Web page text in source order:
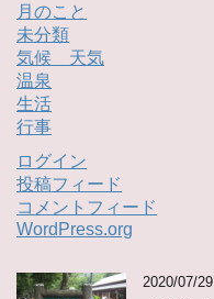
月のこと
未分類
気候 天気
温泉
生活
行事
ログイン
投稿フィード
コメントフィード
WordPress.org
2020/07/29